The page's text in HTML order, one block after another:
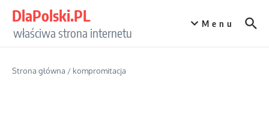
DlaPolski.PL
właściwa strona internetu
Menu
Strona główna / kompromitacja